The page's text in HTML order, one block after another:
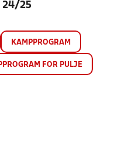
24/25
KAMPPROGRAM
FOR PULJE